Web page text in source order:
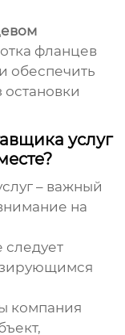
фланцев
обеспечить
услуг
– важный
на
следует
компания